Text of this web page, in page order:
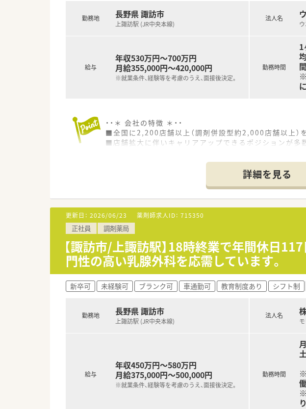
勤務地 長野県 諏訪市
上諏訪駅 (JR中央本線)
給与
年収530万円～700万円
月給355,000円～420,000円
※就業条件、経験等を考慮のうえ、面接後決定。
法人名
勤務時間
1
・・＊ 会社の特徴 ＊・・
■全国に2,200店舗以上（調剤併設型約2,000店舗以上）
■店舗拡大に伴いキャリアアップできるポジションが多
■職種や職域に合わせ、豊富な社内研修や外部組織と連
■薬剤師が中心の会社だからこそ活躍できるキャリアパ
■店舗拡大に伴い、エリアマネジャーや営業部長等のマ
■在宅や教育等の専門性を活かせるスペシャリストを目
■その他にも、管理部門や商品部門等の本社スタッフな
■在宅実施店舗は年々増加しており、在宅医療へもしっ
■育児休暇は3歳まで取得が可能で、時短制度は小学5年
■年間休日が120日とワークライフバランスが整っていま
■日用品から常備薬まで、従業員割引制度など嬉しいメ
詳細を見る
更新日： 2026/06/23 薬剤師求人ID： 715350
正社員 調剤薬局
【諏訪市/上諏訪駅】18時終業で年間休日
門性の高い乳腺外科を応需しています。
新卒可 未経験可 ブランク可 車通勤可 教育制度あり シフト制
勤務地 長野県 諏訪市
上諏訪駅 (JR中央本線)
給与
年収450万円～580万円
月給375,000円～500,000円
※就業条件、経験等を考慮のうえ、面接後決定。
法人名
勤務時間